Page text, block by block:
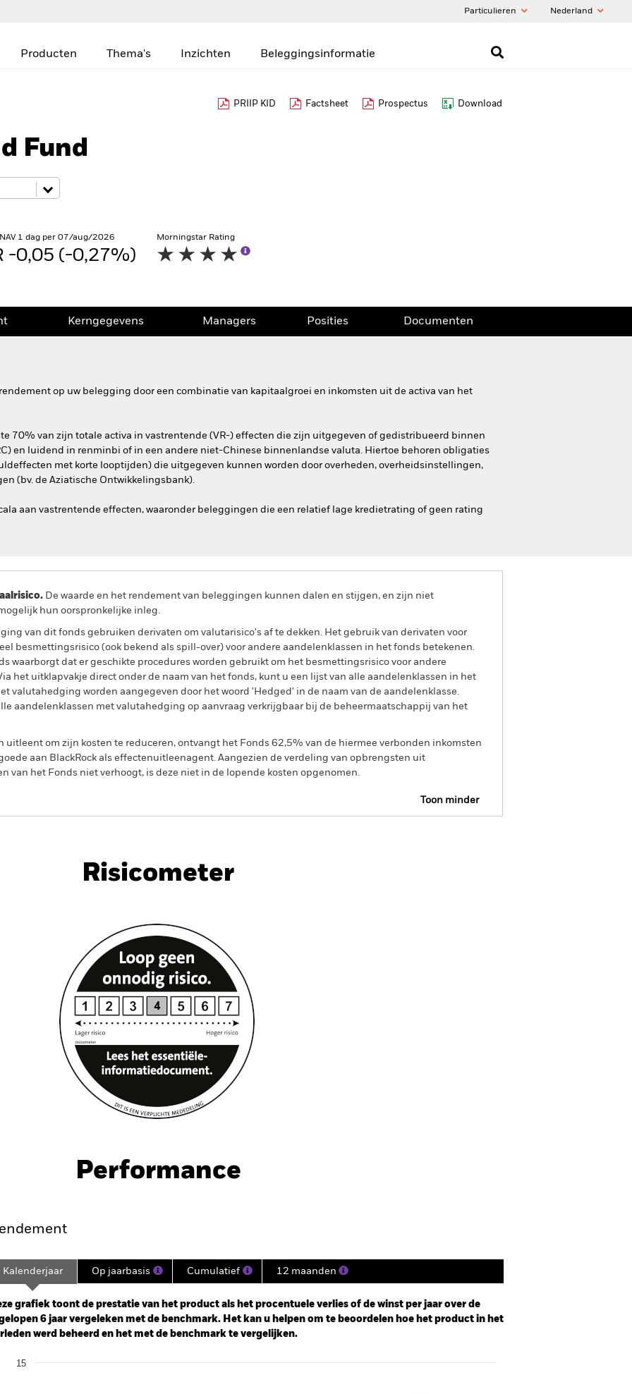
Particulieren Nederland
Producten Thema's Inzichten Beleggingsinformatie
PRIIP KID Factsheet Prospectus Download
Fund
1 dag per 07/aug/2026
-0,05 (-0,27%)
Morningstar Rating
Kerngegevens Managers Posities Documenten
op uw belegging door een combinatie van kapitaalgroei en inkomsten uit de activa van het
70% van zijn totale activa in vastrentende (VR-) effecten die zijn uitgegeven of gedistribueerd binnen
en luidend in renminbi of in een andere niet-Chinese binnenlandse valuta. Hiertoe behoren obligaties
met korte looptijden) die uitgegeven kunnen worden door overheden, overheidsinstellingen,
(bv. de Aziatische Ontwikkelingsbank).
aan vastrentende effecten, waaronder beleggingen die een relatief lage kredietrating of geen rating
De waarde en het rendement van beleggingen kunnen dalen en stijgen, en zijn niet
hun oorspronkelijke inleg.
van dit fonds gebruiken derivaten om valutarisico's af te dekken. Het gebruik van derivaten voor
besmettingsrisico (ook bekend als spill-over) voor andere aandelenklassen in het fonds betekenen.
waarborgt dat er geschikte procedures worden gebruikt om het besmettingsrisico voor andere
het uitklapvakje direct onder de naam van het fonds, kunt u een lijst van alle aandelenklassen in het
valutahedging worden aangegeven door het woord 'Hedged' in de naam van de aandelenklasse.
aandelenklassen met valutahedging op aanvraag verkrijgbaar bij de beheermaatschappij van het
uitleent om zijn kosten te reduceren, ontvangt het Fonds 62,5% van de hiermee verbonden inkomsten
aan BlackRock als effectenuitleenagent. Aangezien de verdeling van opbrengsten uit
van het Fonds niet verhoogt, is deze niet in de lopende kosten opgenomen.
Toon minder
Kerngegevens Managers
Risicometer
Performance
2019-05-01 00:00:00 to 2026-07-31 00:00:00.
-20 to 40.
Kalenderjaar Op jaarbasis Cumulatief 12 maanden
grafiek toont de prestatie van het product als het procentuele verlies of de winst per jaar over de
6 jaar vergeleken met de benchmark. Het kan u helpen om te beoordelen hoe het product in het
werd beheerd en het met de benchmark te vergelijken.
chart with 2 data series.
15